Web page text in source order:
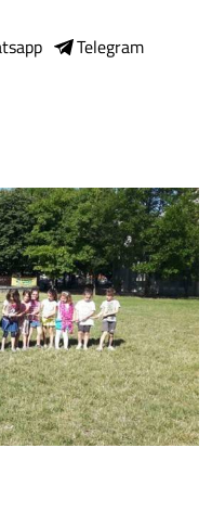
Telegram